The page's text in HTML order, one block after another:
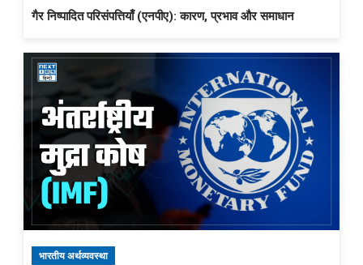
गैर निष्पादित परिसंपत्तियाँ (एनपीए): कारण, प्रभाव और समाधान
भारतीय अर्थव्यवस्था